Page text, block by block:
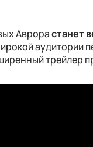
Аврорастанет
аудитории
трейлер